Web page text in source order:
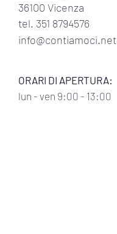
36100 Vicenza
tel. 351 8794576
info@contiamoci.net
ORARI DI APERTURA:
lun - ven 9:00 - 13:00